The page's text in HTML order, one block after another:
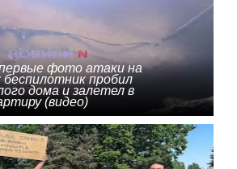
фото атаки на
беспилотник пробил
дома и залетел в
(видео)